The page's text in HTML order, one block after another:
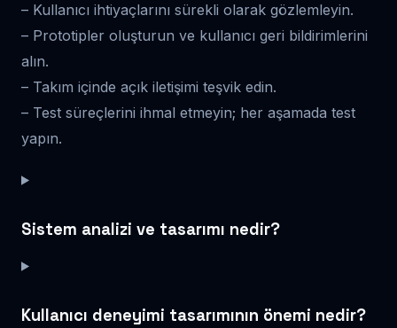
– Kullanıcı ihtiyaçlarını sürekli olarak gözlemleyin.
– Prototipler oluşturun ve kullanıcı geri bildirimlerini
alın.
– Takım içinde açık iletişimi teşvik edin.
– Test süreçlerini ihmal etmeyin; her aşamada test
yapın.
Sistem analizi ve tasarımı nedir?
Kullanıcı deneyimi tasarımının önemi nedir?